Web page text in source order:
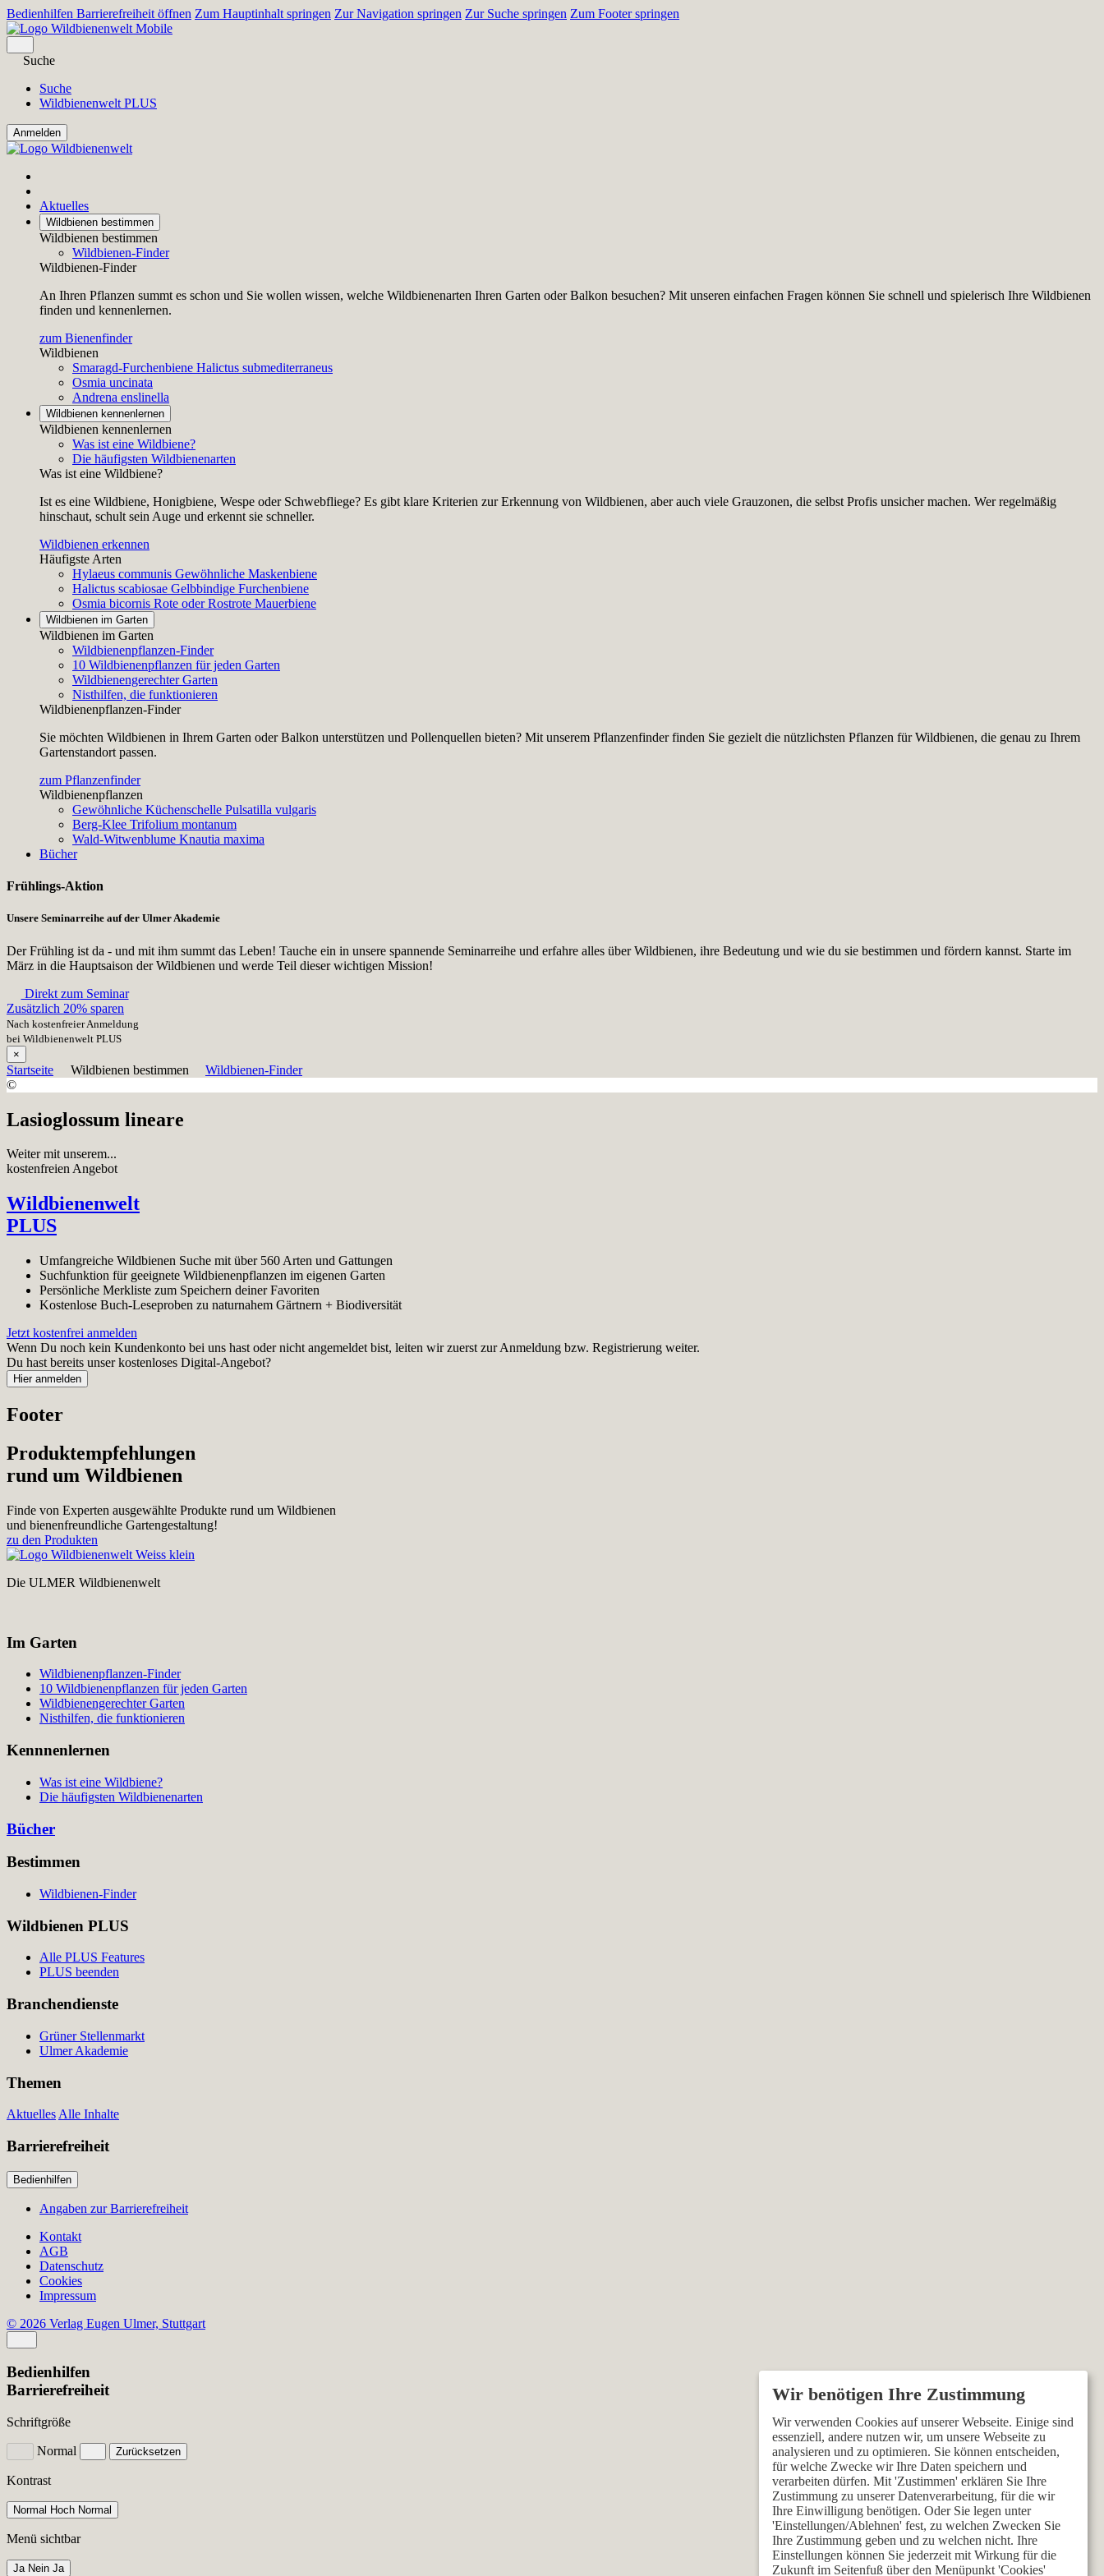
Bedienhilfen Barrierefreiheit öffnen Zum Hauptinhalt springen Zur Navigation springen Zur Suche springen Zum Footer springen
Suche
Suche
Wildbienenwelt PLUS
Aktuelles
Wildbienen bestimmen
Wildbienen bestimmen
Wildbienen-Finder
Wildbienen-Finder
An Ihren Pflanzen summt es schon und Sie wollen wissen, welche Wildbienenarten Ihren Garten oder Balkon besuchen? Mit unseren einfachen Fragen können Sie schnell und spielerisch Ihre Wildbienen
finden und kennenlernen.
zum Bienenfinder
Wildbienen
Smaragd-Furchenbiene Halictus submediterraneus
Osmia uncinata
Andrena enslinella
Wildbienen kennenlernen
Wildbienen kennenlernen
Was ist eine Wildbiene?
Die häufigsten Wildbienenarten
Was ist eine Wildbiene?
Ist es eine Wildbiene, Honigbiene, Wespe oder Schwebfliege? Es gibt klare Kriterien zur Erkennung von Wildbienen, aber auch viele Grauzonen, die selbst Profis unsicher machen. Wer regelmäßig
hinschaut, schult sein Auge und erkennt sie schneller.
Wildbienen erkennen
Häufigste Arten
Hylaeus communis Gewöhnliche Maskenbiene
Halictus scabiosae Gelbbindige Furchenbiene
Osmia bicornis Rote oder Rostrote Mauerbiene
Wildbienen im Garten
Wildbienen im Garten
Wildbienenpflanzen-Finder
10 Wildbienenpflanzen für jeden Garten
Wildbienengerechter Garten
Nisthilfen, die funktionieren
Wildbienenpflanzen-Finder
Sie möchten Wildbienen in Ihrem Garten oder Balkon unterstützen und Pollenquellen bieten? Mit unserem Pflanzenfinder finden Sie gezielt die nützlichsten Pflanzen für Wildbienen, die genau zu Ihrem
Gartenstandort passen.
zum Pflanzenfinder
Wildbienenpflanzen
Gewöhnliche Küchenschelle Pulsatilla vulgaris
Berg-Klee Trifolium montanum
Wald-Witwenblume Knautia maxima
Bücher
Frühlings-Aktion
Unsere Seminarreihe auf der Ulmer Akademie
Der Frühling ist da - und mit ihm summt das Leben! Tauche ein in unsere spannende Seminarreihe und erfahre alles über Wildbienen, ihre Bedeutung und wie du sie bestimmen und fördern kannst. Starte im
März in die Hauptsaison der Wildbienen und werde Teil dieser wichtigen Mission!
Direkt zum Seminar
Zusätzlich 20% sparen
Nach kostenfreier Anmeldung
bei Wildbienenwelt PLUS
×
Startseite Wildbienen bestimmen
Wildbienen-Finder
©
Lasioglossum lineare
Weiter mit unserem...
kostenfreien Angebot
Wildbienenwelt
PLUS
Umfangreiche Wildbienen Suche mit über 560 Arten und Gattungen
Suchfunktion für geeignete Wildbienenpflanzen im eigenen Garten
Persönliche Merkliste zum Speichern deiner Favoriten
Kostenlose Buch-Leseproben zu naturnahem Gärtnern + Biodiversität
Jetzt kostenfrei anmelden
Wenn Du noch kein Kundenkonto bei uns hast oder nicht angemeldet bist, leiten wir zuerst zur Anmeldung bzw. Registrierung weiter.
Du hast bereits unser kostenloses Digital-Angebot?
Footer
Produktempfehlungen
rund um Wildbienen
Finde von Experten ausgewählte Produkte rund um Wildbienen
und bienenfreundliche Gartengestaltung!
zu den Produkten
Die ULMER Wildbienenwelt
Im Garten
Wildbienenpflanzen-Finder
10 Wildbienenpflanzen für jeden Garten
Wildbienengerechter Garten
Nisthilfen, die funktionieren
Kennnenlernen
Was ist eine Wildbiene?
Die häufigsten Wildbienenarten
Bücher
Bestimmen
Wildbienen-Finder
Wildbienen PLUS
Alle PLUS Features
PLUS beenden
Branchendienste
Grüner Stellenmarkt
Ulmer Akademie
Themen
Aktuelles Alle Inhalte
Barrierefreiheit
Bedienhilfen
Angaben zur Barrierefreiheit
Kontakt
AGB
Datenschutz
Cookies
Impressum
© 2026 Verlag Eugen Ulmer, Stuttgart
Bedienhilfen
Barrierefreiheit
Schriftgröße
Normal Zurücksetzen
Kontrast
Normal Hoch Normal
Menü sichtbar
Ja Nein Ja
Wir verwenden Cookies auf unserer Webseite. Einige sind
essenziell, andere nutzen wir, um unsere Webseite zu
analysieren und zu optimieren. Sie können entscheiden,
für welche Zwecke wir Ihre Daten speichern und
verarbeiten dürfen. Mit 'Zustimmen' erklären Sie Ihre
Zustimmung zu unserer Datenverarbeitung, für die wir
Ihre Einwilligung benötigen. Oder Sie legen unter
'Einstellungen/Ablehnen' fest, zu welchen Zwecken Sie
Ihre Zustimmung geben und zu welchen nicht. Ihre
Einstellungen können Sie jederzeit mit Wirkung für die
Zukunft im Seitenfuß über den Menüpunkt 'Cookies'